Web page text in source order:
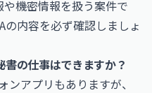
機密情報を扱う案件で
内容を必ず確認しましょ
の仕事はできますか？
アプリもありますが、